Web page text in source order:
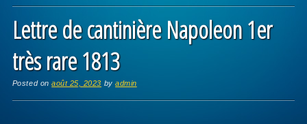
Lettre de cantinière Napoleon 1er
très rare 1813
Posted onaoût 25, 2023 byadmin